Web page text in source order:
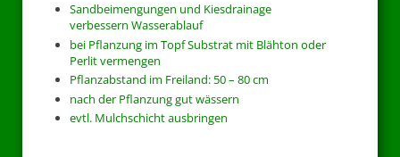
Sandbeimengungen und Kiesdrainage
verbessern Wasserablauf
bei Pflanzung im Topf Substrat mit Blähton oder
Perlit vermengen
Pflanzabstand im Freiland: 50 – 80 cm
nach der Pflanzung gut wässern
evtl. Mulchschicht ausbringen